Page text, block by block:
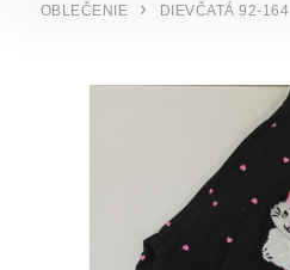
OBLEČENIE DIEVČATÁ 92-164